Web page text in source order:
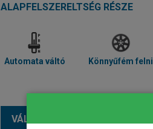
ALAPFELSZERELTSÉG RÉSZE
Automata váltó Könnyűfém felni
VÁLASSZON SZÍNT: